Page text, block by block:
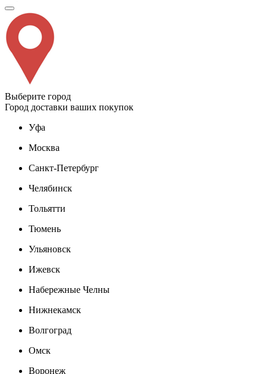
Выберите город
Город доставки ваших покупок
Уфа
Москва
Санкт-Петербург
Челябинск
Тольятти
Тюмень
Ульяновск
Ижевск
Набережные Челны
Нижнекамск
Волгоград
Омск
Воронеж